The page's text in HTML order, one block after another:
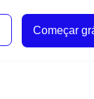
Começar